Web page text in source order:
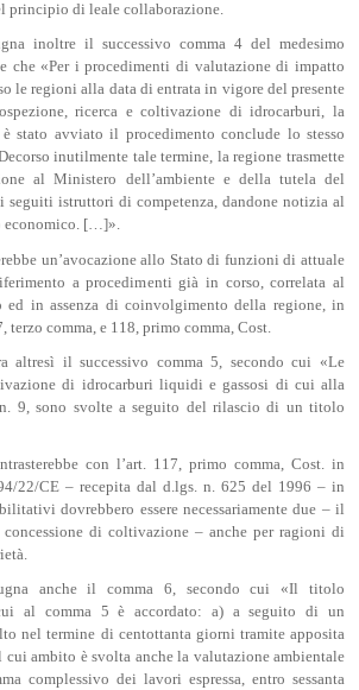
principio di leale collaborazione.
inoltre il successivo comma 4 del medesimo
che «Per i procedimenti di valutazione di impatto
le regioni alla data di entrata in vigore del presente
ricerca e coltivazione di idrocarburi, la
stato avviato il procedimento conclude lo stesso
inutilmente tale termine, la regione trasmette
al Ministero dell’ambiente e della tutela del
seguiti istruttori di competenza, dandone notizia al
economico. […]».
un’avocazione allo Stato di funzioni di attuale
a procedimenti già in corso, correlata al
ed in assenza di coinvolgimento della regione, in
comma, e 118, primo comma, Cost.
altresì il successivo comma 5, secondo cui «Le
di idrocarburi liquidi e gassosi di cui alla
9, sono svolte a seguito del rilascio di un titolo
con l’art. 117, primo comma, Cost. in
22/CE – recepita dal d.lgs. n. 625 del 1996 – in
dovrebbero essere necessariamente due – il
concessione di coltivazione – anche per ragioni di
anche il comma 6, secondo cui «Il titolo
al comma 5 è accordato: a) a seguito di un
nel termine di centottanta giorni tramite apposita
cui ambito è svolta anche la valutazione ambientale
complessivo dei lavori espressa, entro sessanta